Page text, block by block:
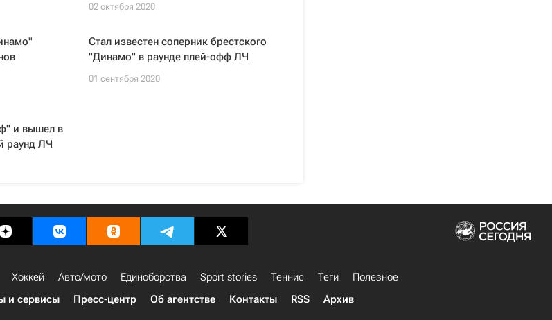
02 октября 2020
Стал известен соперник брестского
"Динамо" в раунде плей-офф ЛЧ
01 сентября 2020
и вышел в
раунд ЛЧ
Хоккей Авто/мото Единоборства Sport stories Теннис Теги
Полезное
и сервисы Пресс-центр Об агентстве Контакты RSS Архив